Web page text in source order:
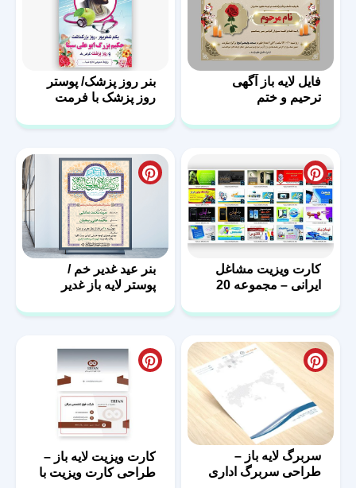
فایل لایه باز آگهی
ترحیم و ختم
بنر روز پزشک/ پوستر
روز پزشک با فرمت
کارت ویزیت مشاغل
ایرانی – مجموعه 20
دوم
بنر عید غدیر خم /
پوستر لایه باز غدیر
سربرگ لایه باز –
طراحی سربرگ اداری
کارت ویزیت لایه باز –
طراحی کارت ویزیت با